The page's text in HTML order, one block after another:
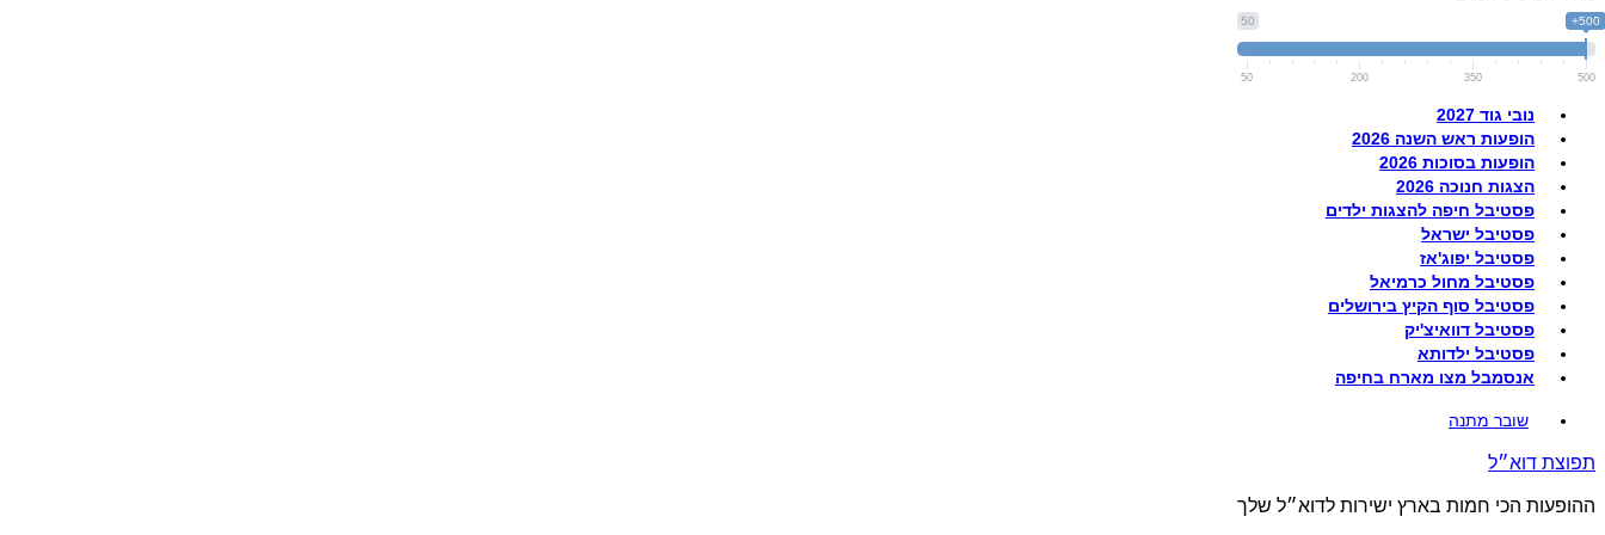
50 500+
50 200 350 500
נובי גוד 2027
הופעות ראש השנה 2026
הופעות בסוכות 2026
הצגות חנוכה 2026
פסטיבל חיפה להצגות ילדים
פסטיבל ישראל
פסטיבל יפוג'אז
פסטיבל מחול כרמיאל
פסטיבל סוף הקיץ בירושלים
פסטיבל דוואיצ'יק
פסטיבל ילדותא
אנסמבל מצו מארח בחיפה
שובר מתנה
תפוצת דוא״ל
ההופעות הכי חמות בארץ ישירות לדוא״ל שלך